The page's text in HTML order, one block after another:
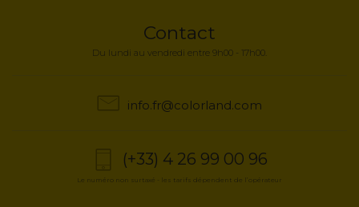
Contact
Du lundi au vendredi entre 9h00 - 17h00.
info.fr@colorland.com
(+33) 4 26 99 00 96
Le numéro non surtaxé - les tarifs dépendent de l’opérateur